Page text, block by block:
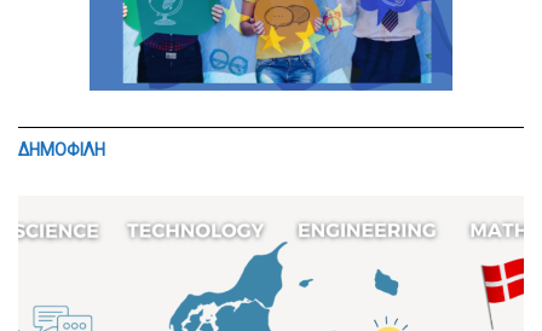
ΔΗΜΟΦΙΛΗ